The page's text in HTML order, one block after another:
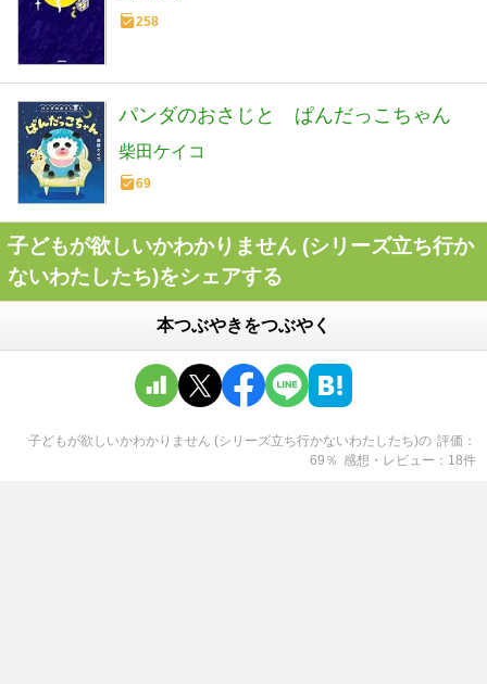
258
パンダのおさじと ぱんだっこちゃん
柴田ケイコ
69
子どもが欲しいかわかりません (シリーズ立ち行か
ないわたしたち)をシェアする
本つぶやきをつぶやく
子どもが欲しいかわかりません (シリーズ立ち行かないわたしたち)の 評価
69 ％ 感想・レビュー 18件